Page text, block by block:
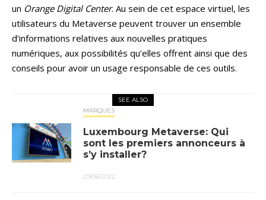
un Orange Digital Center. Au sein de cet espace virtuel, les
utilisateurs du Metaverse peuvent trouver un ensemble
d’informations relatives aux nouvelles pratiques
numériques, aux possibilités qu’elles offrent ainsi que des
conseils pour avoir un usage responsable de ces outils.
SEE ALSO
MARQUES
Luxembourg Metaverse: Qui
sont les premiers annonceurs à
s’y installer?
29/06/2022